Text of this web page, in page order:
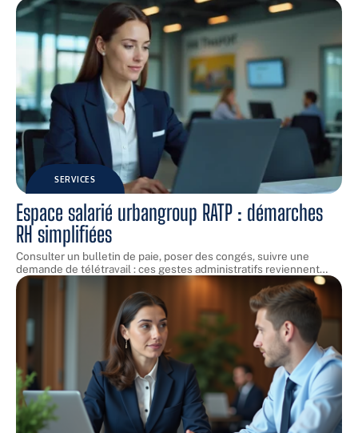
SERVICES
Espace salarié urbangroup RATP : démarches
RH simplifiées
Consulter un bulletin de paie, poser des congés, suivre une
demande de télétravail : ces gestes administratifs reviennent…